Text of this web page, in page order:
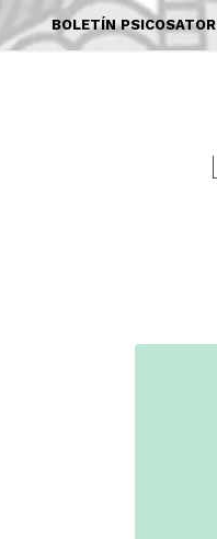
BOLETÍN